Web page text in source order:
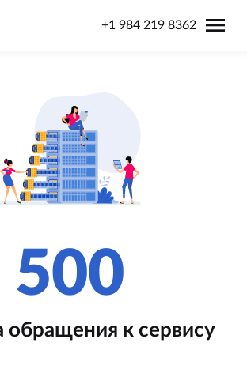
+1 984 219 8362 menu
500
к сервису